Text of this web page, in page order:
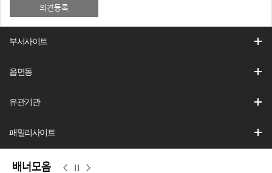
부서사이트
읍면동
유관기관
패밀리사이트
배너모음